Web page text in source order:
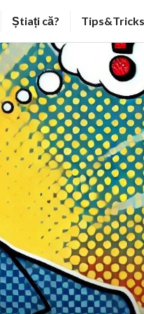
Știați că? Tips&Tricks